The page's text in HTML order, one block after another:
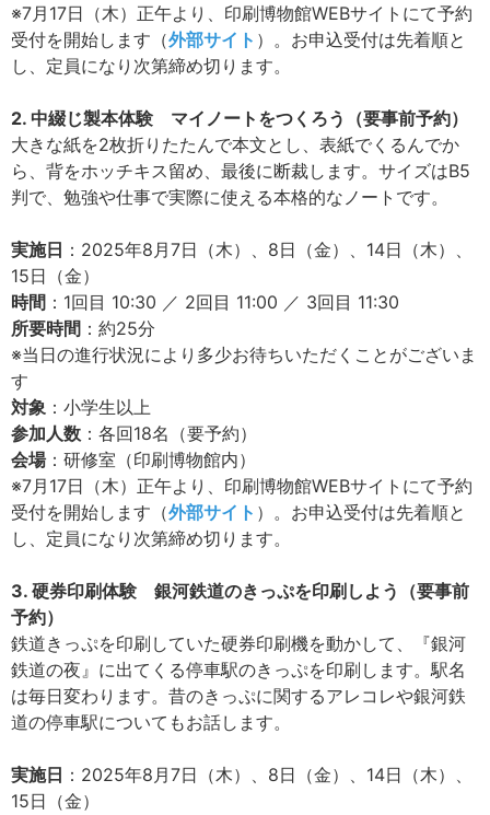
※7月17日（木）正午より、印刷博物館WEBサイトにて予約
受付を開始します（外部サイト ）。お申込受付は先着順と
し、定員になり次第締め切ります。
2. 中綴じ製本体験 マイノートをつくろう（要事前予約）
大きな紙を2枚折りたたんで本文とし、表紙でくるんでか
ら、背をホッチキス留め、最後に断裁します。サイズはB5
判で、勉強や仕事で実際に使える本格的なノートです。
実施日 ：2025年8月7日（木）、8日（金）、14日（木）、
15日（金）
時間 ：1回目 10:30 ／ 2回目 11:00 ／ 3回目 11:30
所要時間 ：約25分
※当日の進行状況により多少お待ちいただくことがございま
す
対象 ：小学生以上
参加人数 ：各回18名（要予約）
会場：研修室（印刷博物館内）
※7月17日（木）正午より、印刷博物館WEBサイトにて予約
受付を開始します（外部サイト ）。お申込受付は先着順と
し、定員になり次第締め切ります。
3. 硬券印刷体験 銀河鉄道のきっぷを印刷しよう（要事前
予約）
鉄道きっぷを印刷していた硬券印刷機を動かして、『銀河
鉄道の夜』に出てくる停車駅のきっぷを印刷します。駅名
は毎日変わります。昔のきっぷに関するアレコレや銀河鉄
道の停車駅についてもお話します。
実施日 ：2025年8月7日（木）、8日（金）、14日（木）、
15日（金）